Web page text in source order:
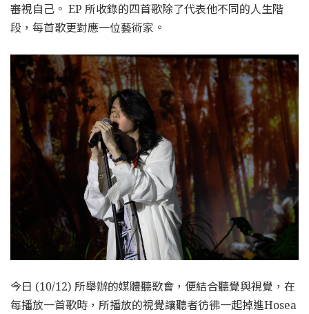
審視自己。 EP 所收錄的四首歌除了代表他不同的人生階
段，每首歌更對應一位藝術家。
今日 (10/12) 所舉辦的媒體聽歌會，便結合聽覺與視覺，在
每播放一首歌時，所播放的視覺讓聽者彷彿一起掉進Hosea